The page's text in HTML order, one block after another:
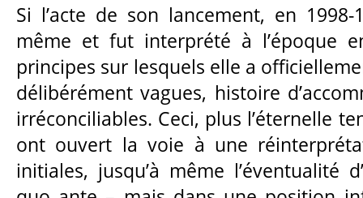
Si l’acte de son lancement, en
même et fut interprété à l’époque
principes sur lesquels elle a
délibérément vagues, histoire
irréconciliables. Ceci, plus l’éternelle
ont ouvert la voie à une
initiales, jusqu’à même l’éventualité